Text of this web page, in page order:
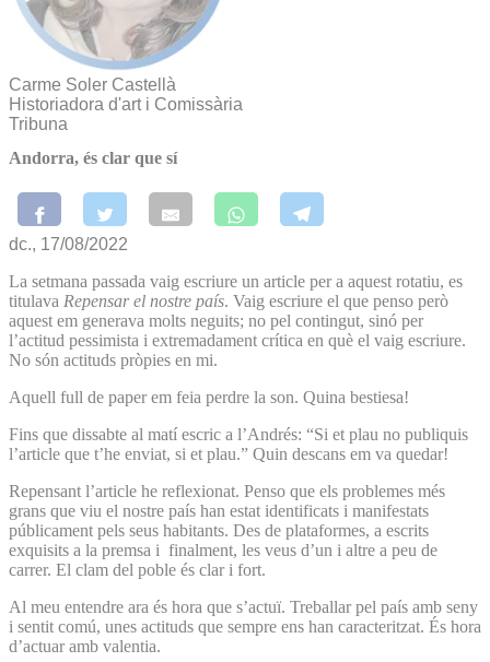
Carme Soler Castellà
Historiadora d'art i Comissària
Tribuna
Andorra, és clar que sí
dc., 17/08/2022
La setmana passada vaig escriure un article per a aquest rotatiu, es
titulava Repensar el nostre país. Vaig escriure el que penso però
aquest em generava molts neguits; no pel contingut, sinó per
l’actitud pessimista i extremadament crítica en què el vaig escriure.
No són actituds pròpies en mi.
Aquell full de paper em feia perdre la son. Quina bestiesa!
Fins que dissabte al matí escric a l’Andrés: “Si et plau no publiquis
l’article que t’he enviat, si et plau.” Quin descans em va quedar!
Repensant l’article he reflexionat. Penso que els problemes més
grans que viu el nostre país han estat identificats i manifestats
públicament pels seus habitants. Des de plataformes, a escrits
exquisits a la premsa i finalment, les veus d’un i altre a peu de
carrer. El clam del poble és clar i fort.
Al meu entendre ara és hora que s’actuï. Treballar pel país amb seny
i sentit comú, unes actituds que sempre ens han caracteritzat. És hora
d’actuar amb valentia.